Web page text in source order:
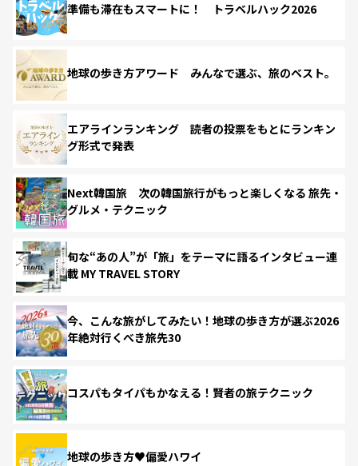
準備も滞在もスマートに！ トラベルハック2026
地球の歩き方アワード みんなで選ぶ、旅のベスト。
エアラインランキング 読者の投票をもとにランキン
グ形式で発表
Next韓国旅 次の韓国旅行がもっと楽しくなる 旅先・
グルメ・テクニック
旬な“あの人”が「旅」をテーマに語るインタビュー連
載 MY TRAVEL STORY
今、こんな旅がしてみたい！地球の歩き方が選ぶ2026
年絶対行くべき旅先30
コスパもタイパもかなえる！賢者の旅テクニック
地球の歩き方♥偏愛ハワイ